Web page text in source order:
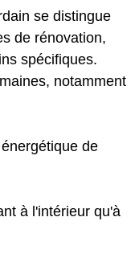
se distingue
de rénovation,
spécifiques.
notamment
de
à l'intérieur qu'à